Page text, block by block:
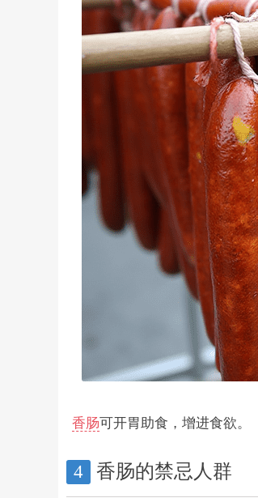
香肠可开胃助食，增进食欲。
4 香肠的禁忌人群